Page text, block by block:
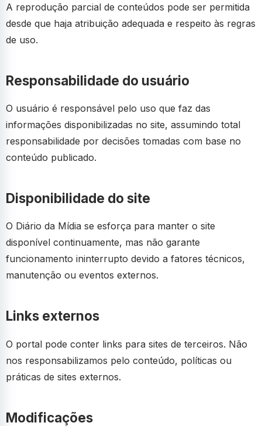
A reprodução parcial de conteúdos pode ser permitida
desde que haja atribuição adequada e respeito às regras
de uso.
Responsabilidade do usuário
O usuário é responsável pelo uso que faz das
informações disponibilizadas no site, assumindo total
responsabilidade por decisões tomadas com base no
conteúdo publicado.
Disponibilidade do site
O Diário da Mídia se esforça para manter o site
disponível continuamente, mas não garante
funcionamento ininterrupto devido a fatores técnicos,
manutenção ou eventos externos.
Links externos
O portal pode conter links para sites de terceiros. Não
nos responsabilizamos pelo conteúdo, políticas ou
práticas de sites externos.
Modificações